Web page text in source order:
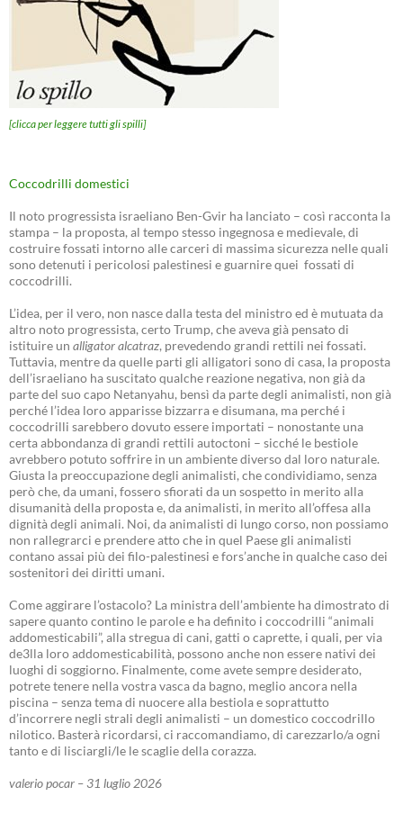
[clicca per leggere tutti gli spilli]
Coccodrilli domestici
Il noto progressista israeliano Ben-Gvir ha lanciato – così racconta la
stampa – la proposta, al tempo stesso ingegnosa e medievale, di
costruire fossati intorno alle carceri di massima sicurezza nelle quali
sono detenuti i pericolosi palestinesi e guarnire quei fossati di
coccodrilli.
L’idea, per il vero, non nasce dalla testa del ministro ed è mutuata da
altro noto progressista, certo Trump, che aveva già pensato di
istituire un alligator alcatraz, prevedendo grandi rettili nei fossati.
Tuttavia, mentre da quelle parti gli alligatori sono di casa, la proposta
dell’israeliano ha suscitato qualche reazione negativa, non già da
parte del suo capo Netanyahu, bensì da parte degli animalisti, non già
perché l’idea loro apparisse bizzarra e disumana, ma perché i
coccodrilli sarebbero dovuto essere importati – nonostante una
certa abbondanza di grandi rettili autoctoni – sicché le bestiole
avrebbero potuto soffrire in un ambiente diverso dal loro naturale.
Giusta la preoccupazione degli animalisti, che condividiamo, senza
però che, da umani, fossero sfiorati da un sospetto in merito alla
disumanità della proposta e, da animalisti, in merito all’offesa alla
dignità degli animali. Noi, da animalisti di lungo corso, non possiamo
non rallegrarci e prendere atto che in quel Paese gli animalisti
contano assai più dei filo-palestinesi e fors’anche in qualche caso dei
sostenitori dei diritti umani.
Come aggirare l’ostacolo? La ministra dell’ambiente ha dimostrato di
sapere quanto contino le parole e ha definito i coccodrilli “animali
addomesticabili”, alla stregua di cani, gatti o caprette, i quali, per via
de3lla loro addomesticabilità, possono anche non essere nativi dei
luoghi di soggiorno. Finalmente, come avete sempre desiderato,
potrete tenere nella vostra vasca da bagno, meglio ancora nella
piscina – senza tema di nuocere alla bestiola e soprattutto
d’incorrere negli strali degli animalisti – un domestico coccodrillo
nilotico. Basterà ricordarsi, ci raccomandiamo, di carezzarlo/a ogni
tanto e di lisciargli/le le scaglie della corazza.
valerio pocar – 31 luglio 2026